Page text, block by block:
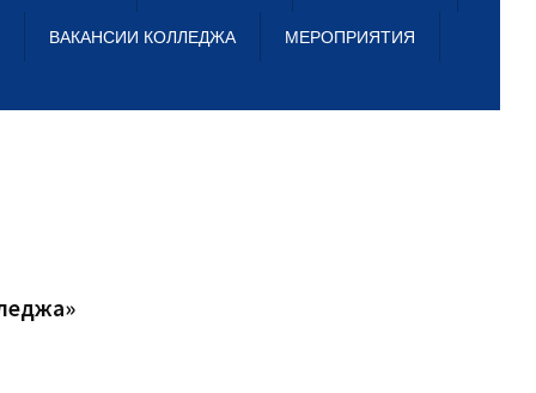
ВАКАНСИИ КОЛЛЕДЖА МЕРОПРИЯТИЯ